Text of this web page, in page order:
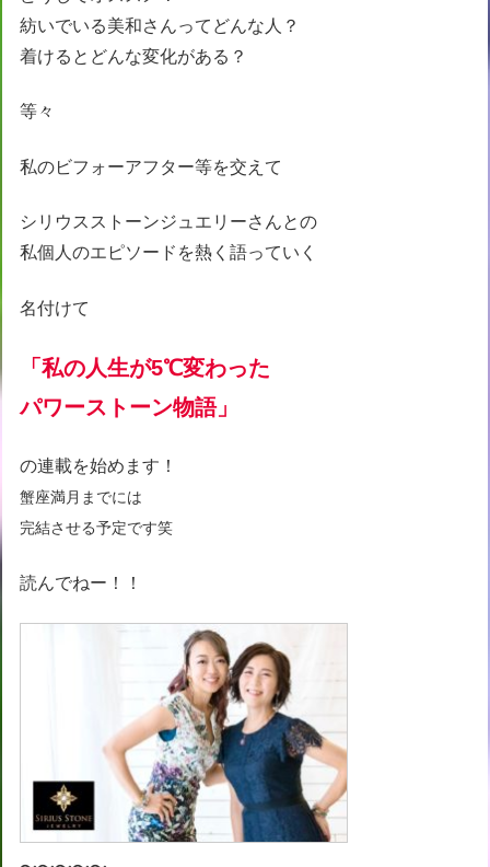
紡いでいる美和さんってどんな人？
着けるとどんな変化がある？
等々
私のビフォーアフター等を交えて
シリウスストーンジュエリーさんとの
私個人のエピソードを熱く語っていく
名付けて
「私の人生が5℃変わった
パワーストーン物語」
の連載を始めます！
蟹座満月までには
完結させる予定です笑
読んでねー！！